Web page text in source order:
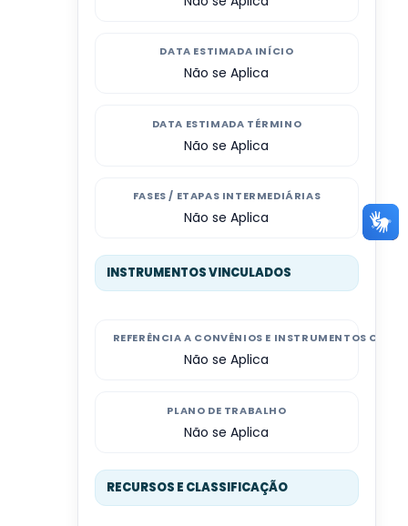
DATA ESTIMADA INÍCIO
Não se Aplica
DATA ESTIMADA TÉRMINO
Não se Aplica
FASES / ETAPAS INTERMEDIÁRIAS
Não se Aplica
INSTRUMENTOS VINCULADOS
REFERÊNCIA A CONVÊNIOS E INSTRUMENTOS
Não se Aplica
PLANO DE TRABALHO
Não se Aplica
RECURSOS E CLASSIFICAÇÃO